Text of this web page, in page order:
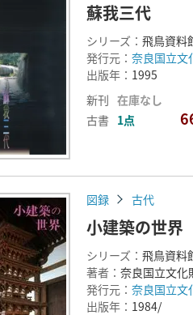
蘇我三代
シリーズ： 飛鳥資
発行元： 奈良国立文
出版年： 1995
新刊 在庫なし
古書 1点
図録 古代
小建築の世
シリーズ： 飛鳥資料
著者： 奈良国立文
発行元： 奈良国立文
出版年： 1984/